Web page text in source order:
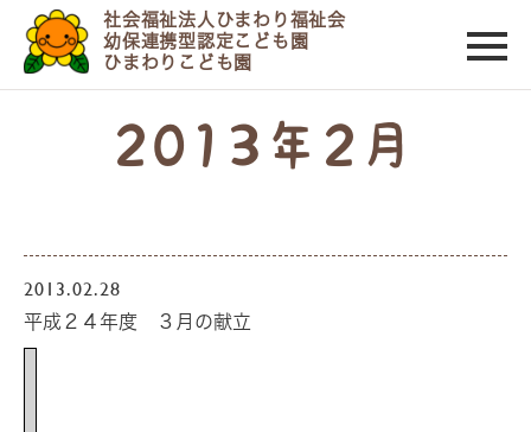
社会福祉法人ひまわり福祉会
幼保連携型認定こども園
ひまわりこども園
2013年2月
2013.02.28
平成２４年度 ３月の献立